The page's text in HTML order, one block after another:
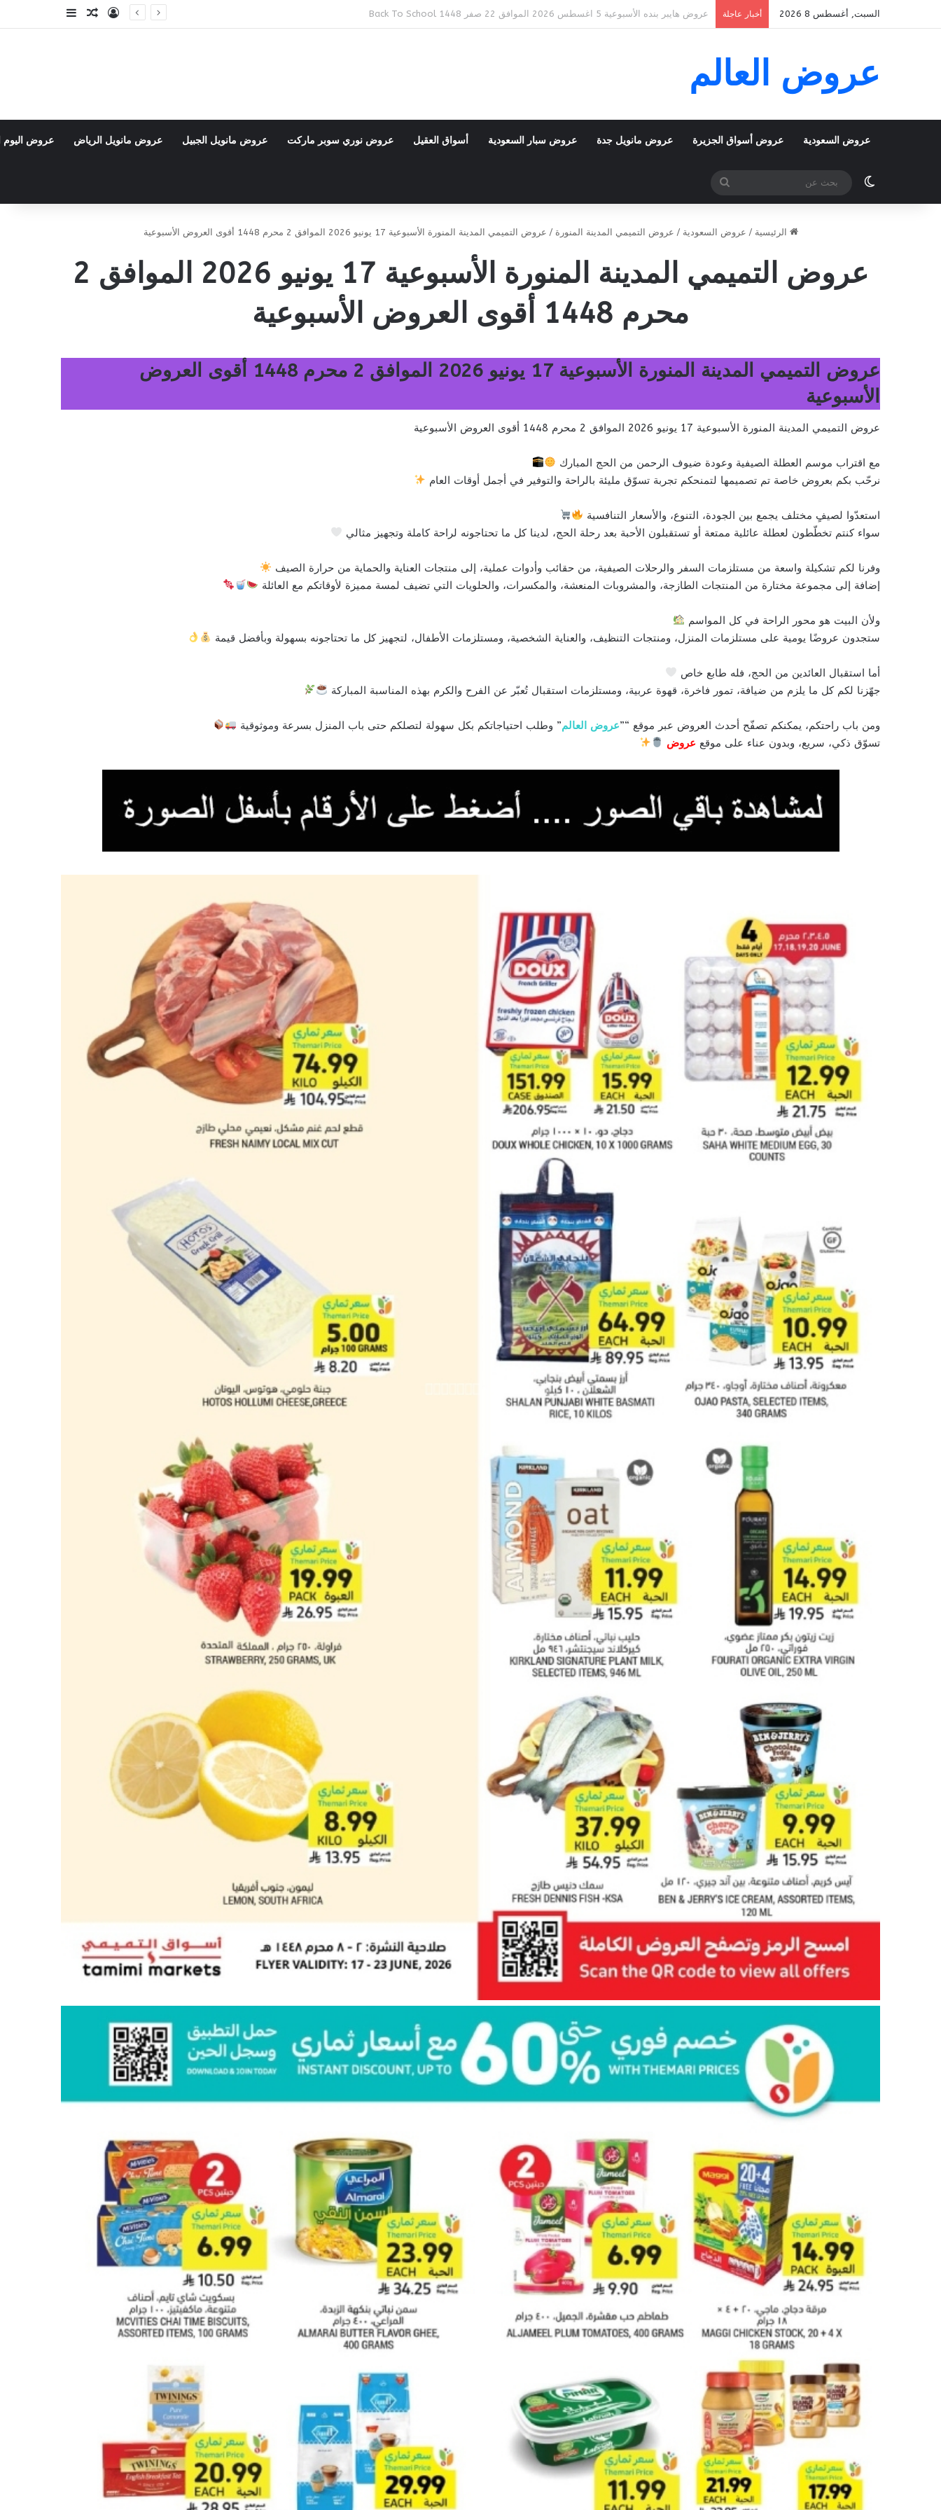
السبت, أغسطس 8 2026 أخبار عاجلة عروض بنده الأسبوعية 5 اغسطس 2026 الموافق 22 صفر 1448 Back To School تسجيل الدخول
مقال عشوائي
إضافة عمود
عروض العالم
عروض السعودية عروض أسواق الجزيرة عروض مانويل جدة عروض سبار السعودية أسواق العقيل عروض نوري سوبر ماركت عروض مانويل الجبيل عروض مانويل الرياض عروض اليوم
الوضع المظلم
بحث
عن
الرئيسية / عروض السعودية / عروض التميمي المدينة المنورة / عروض التميمي المدينة المنورة الأسبوعية 17 يونيو 2026 الموافق 2 محرم 1448 أقوى العروض الأسبوعية
عروض التميمي المدينة المنورة الأسبوعية 17 يونيو 2026 الموافق 2
محرم 1448 أقوى العروض الأسبوعية
عروض التميمي المدينة المنورة الأسبوعية 17 يونيو 2026 الموافق 2 محرم 1448 أقوى العروض
الأسبوعية
عروض التميمي المدينة المنورة الأسبوعية 17 يونيو 2026 الموافق 2 محرم 1448 أقوى العروض الأسبوعية
مع اقتراب موسم العطلة الصيفية وعودة ضيوف الرحمن من الحج المبارك
نرحّب بكم بعروض خاصة تم تصميمها لتمنحكم تجربة تسوّق مليئة بالراحة والتوفير في أجمل أوقات العام
استعدّوا لصيفٍ مختلف يجمع بين الجودة، التنوع، والأسعار التنافسية
سواء كنتم تخطّطون لعطلة عائلية ممتعة أو تستقبلون الأحبة بعد رحلة الحج، لدينا كل ما تحتاجونه لراحة كاملة وتجهيز مثالي
وفرنا لكم تشكيلة واسعة من مستلزمات السفر والرحلات الصيفية، من حقائب وأدوات عملية، إلى منتجات العناية والحماية من حرارة الصيف
إضافة إلى مجموعة مختارة من المنتجات الطازجة، والمشروبات المنعشة، والمكسرات، والحلويات التي تضيف لمسة مميزة لأوقاتكم مع العائلة
ولأن البيت هو محور الراحة في كل المواسم
ستجدون عروضًا يومية على مستلزمات المنزل، ومنتجات التنظيف، والعناية الشخصية، ومستلزمات الأطفال، لتجهيز كل ما تحتاجونه بسهولة وبأفضل قيمة
أما استقبال العائدين من الحج، فله طابع خاص
جهّزنا لكم كل ما يلزم من ضيافة، تمور فاخرة، قهوة عربية، ومستلزمات استقبال تُعبّر عن الفرح والكرم بهذه المناسبة المباركة
ومن باب راحتكم، يمكنكم تصفّح أحدث العروض عبر موقع “”عروض العالم” وطلب احتياجاتكم بكل سهولة لتصلكم حتى باب المنزل بسرعة وموثوقية
تسوّق ذكي، سريع، وبدون عناء على موقع عروض